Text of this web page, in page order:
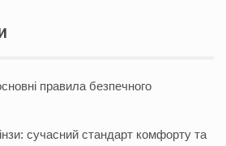
правила безпечного
сучасний стандарт комфорту та